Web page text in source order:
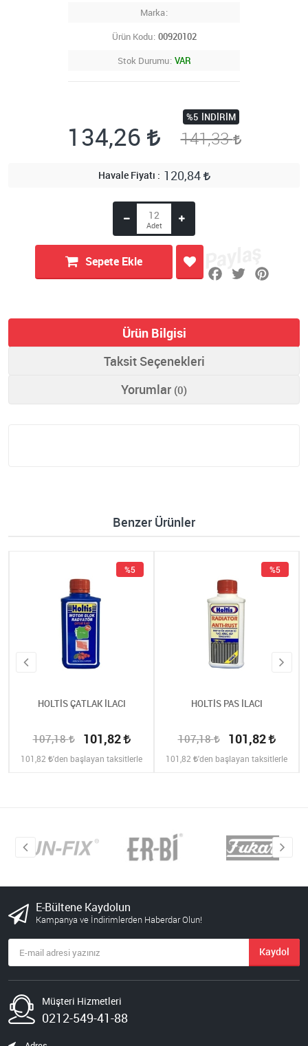
Marka
Ürün Kodu 00920102
Stok Durumu VAR
134,26
%5 İNDIRIM
141,33
Havale Fiyatı 120,84
Sepete Ekle
Ürün Bilgisi
Taksit Seçenekleri
Yorumlar (0)
Benzer Ürünler
HOLTİS ÇATLAK İLACI
107,18 101,82
%5
101,82 'den başlayan taksitlerle
HOLTİS PAS İLACI
107,18 101,82
%5
101,82 'den başlayan taksitlerle
E-Bültene Kaydolun
Kampanya ve İndirimlerden Haberdar Olun!
Kaydol
Müşteri Hizmetleri
0212-549-41-88